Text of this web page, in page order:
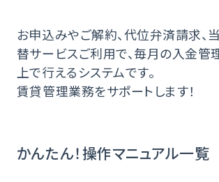
お申込みやご解約、代位弁済請求、
替サービスご利用で、毎月の入金
上で行えるシステムです。
賃貸管理業務をサポートします！
かんたん！操作マニュアル一覧